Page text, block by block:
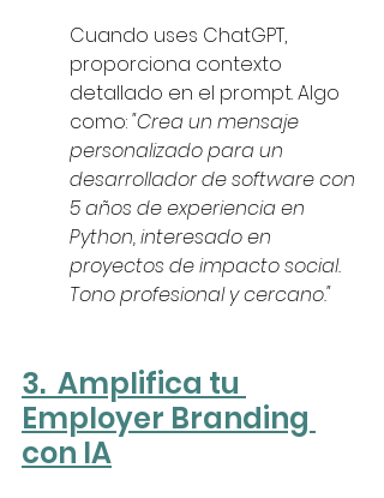
Cuando uses ChatGPT,
proporciona contexto
detallado en el prompt. Algo
como: "Crea un mensaje
personalizado para un
desarrollador de software con
5 años de experiencia en
Python, interesado en
proyectos de impacto social.
Tono profesional y cercano."
3.  Amplifica tu
Employer Branding
con IA